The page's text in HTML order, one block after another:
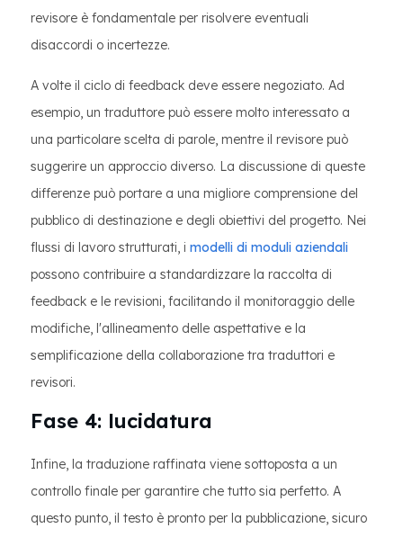
revisore è fondamentale per risolvere eventuali
disaccordi o incertezze.
A volte il ciclo di feedback deve essere negoziato. Ad
esempio, un traduttore può essere molto interessato a
una particolare scelta di parole, mentre il revisore può
suggerire un approccio diverso. La discussione di queste
differenze può portare a una migliore comprensione del
pubblico di destinazione e degli obiettivi del progetto. Nei
flussi di lavoro strutturati, i modelli di moduli aziendali
possono contribuire a standardizzare la raccolta di
feedback e le revisioni, facilitando il monitoraggio delle
modifiche, l'allineamento delle aspettative e la
semplificazione della collaborazione tra traduttori e
revisori.
Fase 4: lucidatura
Infine, la traduzione raffinata viene sottoposta a un
controllo finale per garantire che tutto sia perfetto. A
questo punto, il testo è pronto per la pubblicazione, sicuro